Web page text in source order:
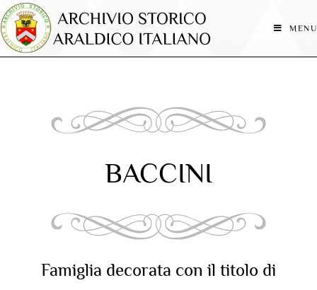
MENU
BACCINI
Famiglia decorata con il titolo di